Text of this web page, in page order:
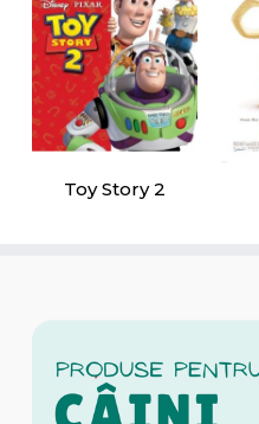
Toy Story 2